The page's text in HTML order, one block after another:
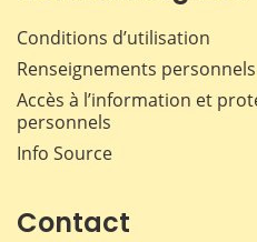
Conditions d’utilisation
Renseignements personnels
Accès à l’information et
personnels
Info Source
Contact